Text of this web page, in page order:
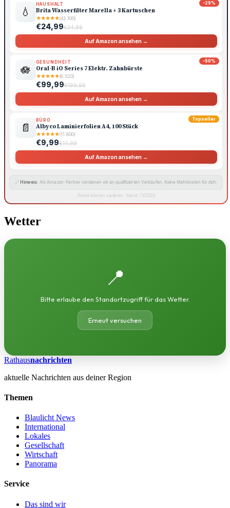
-29%
💧
HAUSHALT
Brita Wasserfilter Marella + 3 Kartuschen
★★★★★(42.100)
€24,99€34,99
Auf Amazon ansehen →
-50%
🪷
GESUNDHEIT
Oral-B iO Series 7 Elektr. Zahnbürste
★★★★★(6.520)
€99,99€199,99
Auf Amazon ansehen →
Topseller
📄
BÜRO
Albyco Laminierfolien A4, 100 Stück
★★★★★(11.800)
€9,99€14,99
Auf Amazon ansehen →
🔗 Hinweis: Als Amazon-Partner verdienen wir an qualifizierten Verkäufen. Keine Mehrkosten für dich.
Preise können variieren · Stand: 7.8.2026
Wetter
📍
Bitte erlaube den Standortzugriff für das Wetter.
Erneut versuchen
Rathausnachrichten
aktuelle Nachrichten aus deiner Region
Themen
Blaulicht News
International
Lokales
Gesellschaft
Wirtschaft
Panorama
Service
Das sind wir